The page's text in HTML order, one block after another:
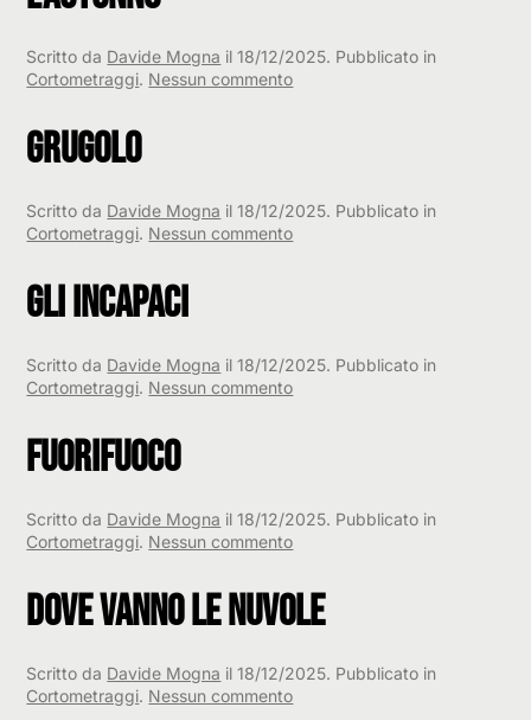
Scritto da Davide Mogna il18/12/2025. Pubblicato in
Cortometraggi. Nessun commentosu
Grugolo
Scritto da Davide Mogna il18/12/2025. Pubblicato in
Cortometraggi. Nessun commentosu
Gli Incapaci
Scritto da Davide Mogna il18/12/2025. Pubblicato in
Cortometraggi. Nessun commentosu
Fuorifuoco
Scritto da Davide Mogna il18/12/2025. Pubblicato in
Cortometraggi. Nessun commentosu
Dove Vanno le Nuvole
Scritto da Davide Mogna il18/12/2025. Pubblicato in
Cortometraggi. Nessun commentosu